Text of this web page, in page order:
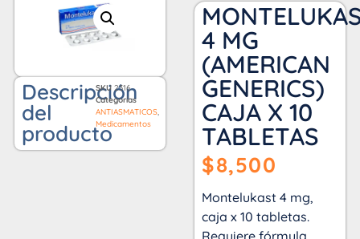
Descripción
del
producto
SKU 2316
Categorías
ANTIASMATICOS,
Medicamentos
4 MG
(AMERICAN
GENERICS)
CAJA X 10
TABLETAS
$8,500
Montelukast 4 mg,
caja x 10 tabletas.